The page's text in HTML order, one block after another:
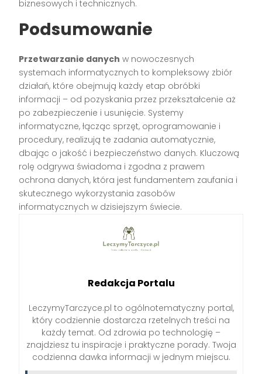
biznesowych i technicznych.
Podsumowanie
Przetwarzanie danych w nowoczesnych
systemach informatycznych to kompleksowy zbiór
działań, które obejmują każdy etap obróbki
informacji – od pozyskania przez przekształcenie aż
po zabezpieczenie i usunięcie. Systemy
informatyczne, łącząc sprzęt, oprogramowanie i
procedury, realizują te zadania automatycznie,
dbając o jakość i bezpieczeństwo danych. Kluczową
rolę odgrywa świadoma i zgodna z prawem
ochrona danych, która jest fundamentem zaufania i
skutecznego wykorzystania zasobów
informatycznych w dzisiejszym świecie.
Redakcja Portalu
LeczymyTarczyce.pl to ogólnotematyczny portal,
który codziennie dostarcza rzetelnych treści na
każdy temat. Od zdrowia po technologię –
znajdziesz tu inspiracje i praktyczne porady. Twoja
codzienna dawka informacji w jednym miejscu.